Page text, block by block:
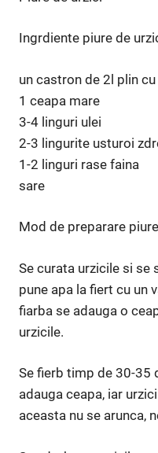
Ingrdiente piure de
un castron de 2l plin
1 ceapa mare
3-4 linguri ulei
2-3 lingurite usturoi
1-2 linguri rase faina
sare
Mod de preparare
Se curata urzicile si se
pune apa la fiert cu un
fiarba se adauga o
urzicile.
Se fierb timp de 30-35
adauga ceapa, iar
aceasta nu se arunca,